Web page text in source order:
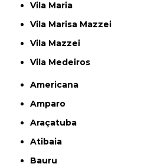
Vila Maria
Vila Marisa Mazzei
Vila Mazzei
Vila Medeiros
Americana
Amparo
Araçatuba
Atibaia
Bauru